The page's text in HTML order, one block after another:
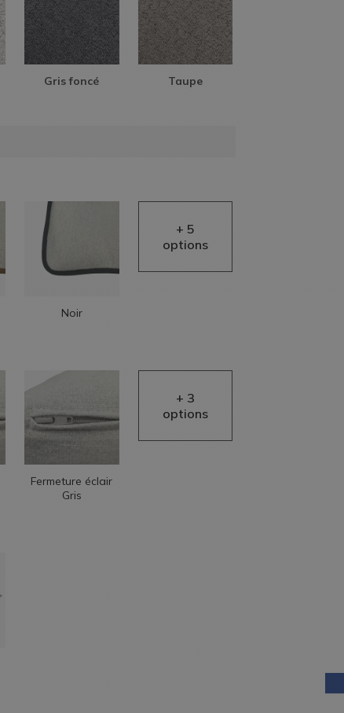
Gris foncé Taupe
Noir
Fermeture éclair
Gris